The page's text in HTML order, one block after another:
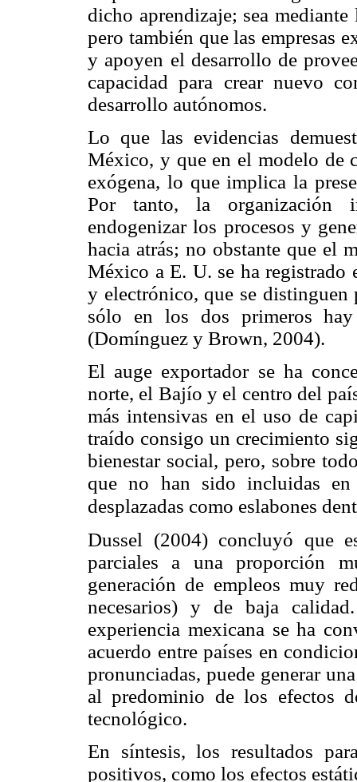
dicho aprendizaje; sea
pero también que las empresas
y apoyen el desarrollo de
capacidad para crear nuevo
desarrollo autónomos.
Lo que las evidencias
México, y que en el modelo de
exógena, lo que implica la
Por tanto, la organización
endogenizar los procesos y
hacia atrás; no obstante que el
México a E. U. se ha
y electrónico, que se distinguen
sólo en los dos primeros hay
(Domínguez y Brown, 2004).
El auge exportador se ha
norte, el Bajío y el centro del
más intensivas en el uso de
traído consigo un crecimiento
bienestar social, pero, sobre
que no han sido incluidas
desplazadas como eslabones
Dussel (2004) concluyó que
parciales a una proporción
generación de empleos muy
necesarios) y de baja
experiencia mexicana se ha
acuerdo entre países en
pronunciadas, puede generar
al predominio de los efectos
tecnológico.
En síntesis, los resultados
positivos, como los efectos